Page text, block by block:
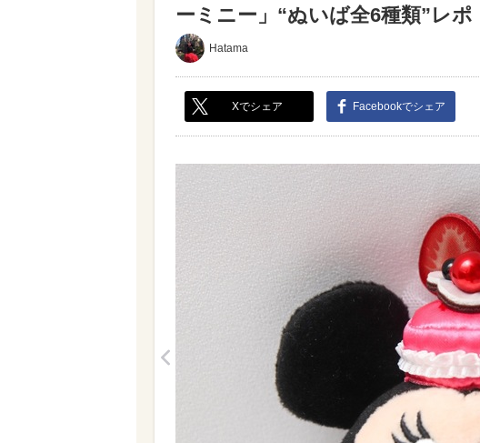
ーミニー」“ぬいば全6種類”レポ
Hatama
Xでシェア Facebookでシェア